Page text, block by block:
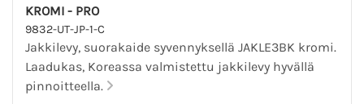
KROMI - PRO
9832-UT-JP-1-C
Jakkilevy, suorakaide syvennyksellä JAKLE3BK kromi.
Laadukas, Koreassa valmistettu jakkilevy hyvällä
pinnoitteella.